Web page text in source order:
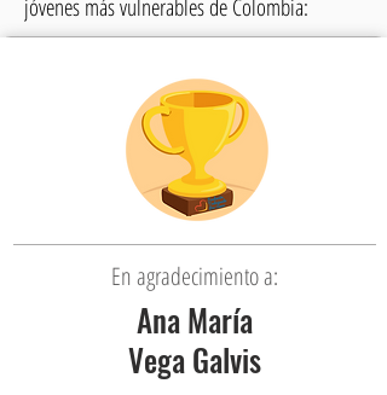
jóvenes más vulnerables de Colombia:
En agradecimiento a:
Ana María
Vega Galvis